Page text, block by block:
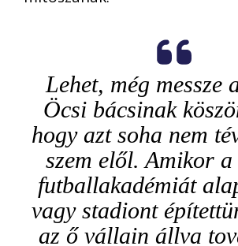
Lehet, még messze
Öcsi bácsinak
hogy azt soha nem
szem elől. Amikor a
futballakadémiát
vagy stadiont
az ő vállain állva